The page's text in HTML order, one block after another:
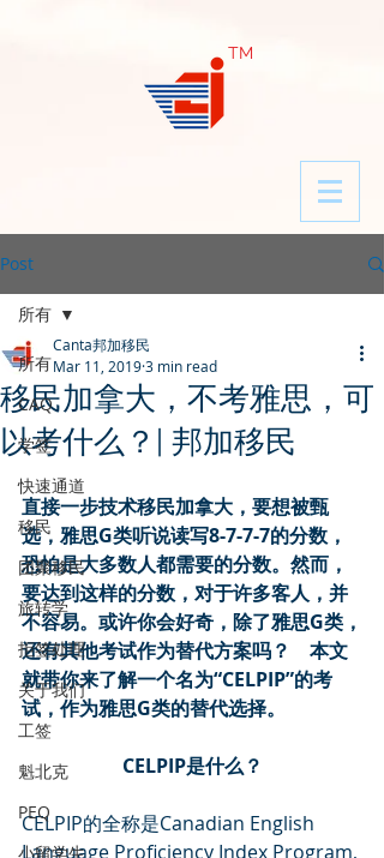
​TM
Post
所有
CAQ
学签
快速通道
移民
团聚移民
旅转学
拒签处理
关于我们
工签
魁北克
PEQ
小留学生
所有
移民加拿大，不考雅思，可
以考什么？| 邦加移民
Canta邦加移民
Mar 11, 20193 min read
直接一步技术移民加拿大，要想被甄
选，雅思G类听说读写8-7-7-7的分数，
恐怕是大多数人都需要的分数。然而，
要达到这样的分数，对于许多客人，并
不容易。或许你会好奇，除了雅思G类，
还有其他考试作为替代方案吗？    本文
就带你来了解一个名为“CELPIP”的考
试，作为雅思G类的替代选择。
CELPIP是什么？
CELPIP的全称是Canadian English
Language Proficiency Index Program,